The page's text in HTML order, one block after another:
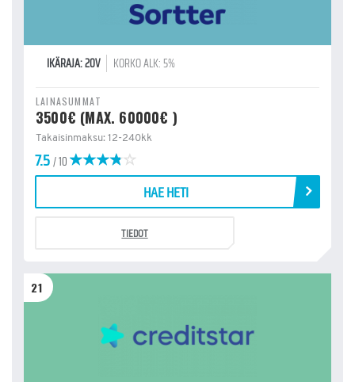
IKÄRAJA: 20V KORKO ALK: 5%
LAINASUMMAT
3500€ (MAX. 60000€ )
Takaisinmaksu: 12-240kk
7.5/ 10
HAE HETI
TIEDOT
21